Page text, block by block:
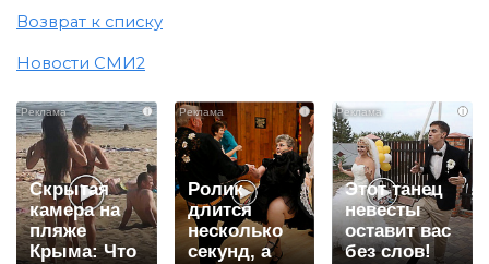
Возврат к списку
Новости СМИ2
i
Скрытая
камера на
пляже
Крыма: Что
i
Ролик
длится
несколько
секунд, а
i
Этот танец
невесты
оставит вас
без слов!